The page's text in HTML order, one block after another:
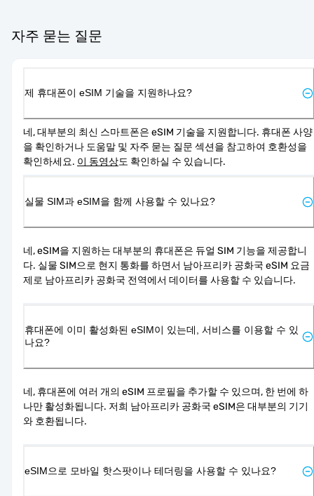
자주 묻는 질문
제 휴대폰이 eSIM 기술을 지원하나요?
네, 대부분의 최신 스마트폰은 eSIM 기술을 지원합니다. 휴대폰 사양
을 확인하거나 도움말 및 자주 묻는 질문 섹션을 참고하여 호환성을
확인하세요. 이 동영상도 확인하실 수 있습니다.
실물 SIM과 eSIM을 함께 사용할 수 있나요?
네, eSIM을 지원하는 대부분의 휴대폰은 듀얼 SIM 기능을 제공합니
다. 실물 SIM으로 현지 통화를 하면서 남아프리카 공화국 eSIM 요금
제로 남아프리카 공화국 전역에서 데이터를 사용할 수 있습니다.
휴대폰에 이미 활성화된 eSIM이 있는데, 서비스를 이용할 수 있
나요?
네, 휴대폰에 여러 개의 eSIM 프로필을 추가할 수 있으며, 한 번에 하
나만 활성화됩니다. 저희 남아프리카 공화국 eSIM은 대부분의 기기
와 호환됩니다.
eSIM으로 모바일 핫스팟이나 테더링을 사용할 수 있나요?